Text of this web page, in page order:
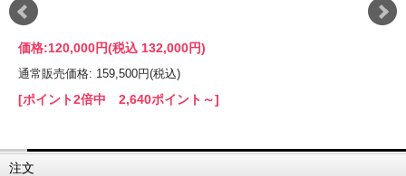
価格:120,000円(税込 132,000円)
通常販売価格: 159,500円(税込)
[ポイント2倍中 2,640ポイント～]
注文